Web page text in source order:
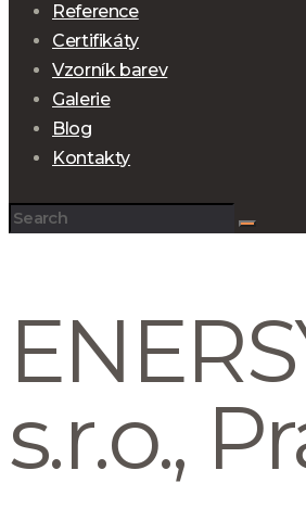
Reference
Certifikáty
Vzorník barev
Galerie
Blog
Kontakty
s.r.o.,